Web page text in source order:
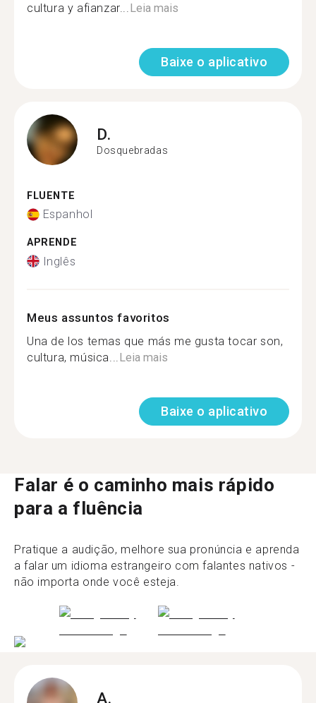
cultura y afianzar... Leia mais
Baixe o aplicativo
D.
Dosquebradas
FLUENTE
Espanhol
APRENDE
Inglês
Meus assuntos favoritos
Una de los temas que más me gusta tocar son,
cultura, música... Leia mais
Baixe o aplicativo
Falar é o caminho mais rápido
para a fluência
Pratique a audição, melhore sua pronúncia e aprenda
a falar um idioma estrangeiro com falantes nativos -
não importa onde você esteja.
A.